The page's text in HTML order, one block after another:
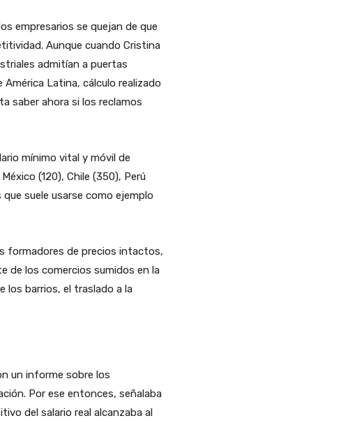
empresarios se quejan de que
Aunque cuando Cristina
admitían a puertas
Latina, cálculo realizado
saber ahora si los reclamos
mínimo vital y móvil de
(120), Chile (350), Perú
suele usarse como ejemplo
formadores de precios intactos,
de los comercios sumidos en la
los barrios, el traslado a la
un informe sobre los
Por ese entonces, señalaba
del salario real alcanzaba al